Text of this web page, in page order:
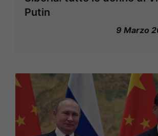
Putin
9 Marzo